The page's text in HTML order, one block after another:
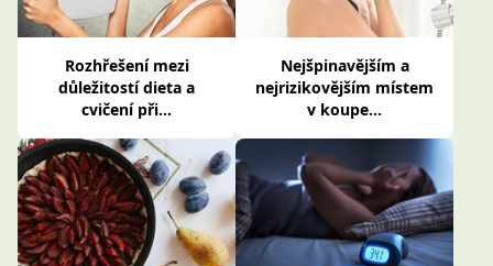
Rozhřešení mezi
důležitostí dieta a
cvičení při...
Nejšpinavějším a
nejrizikovějším místem
v koupe...